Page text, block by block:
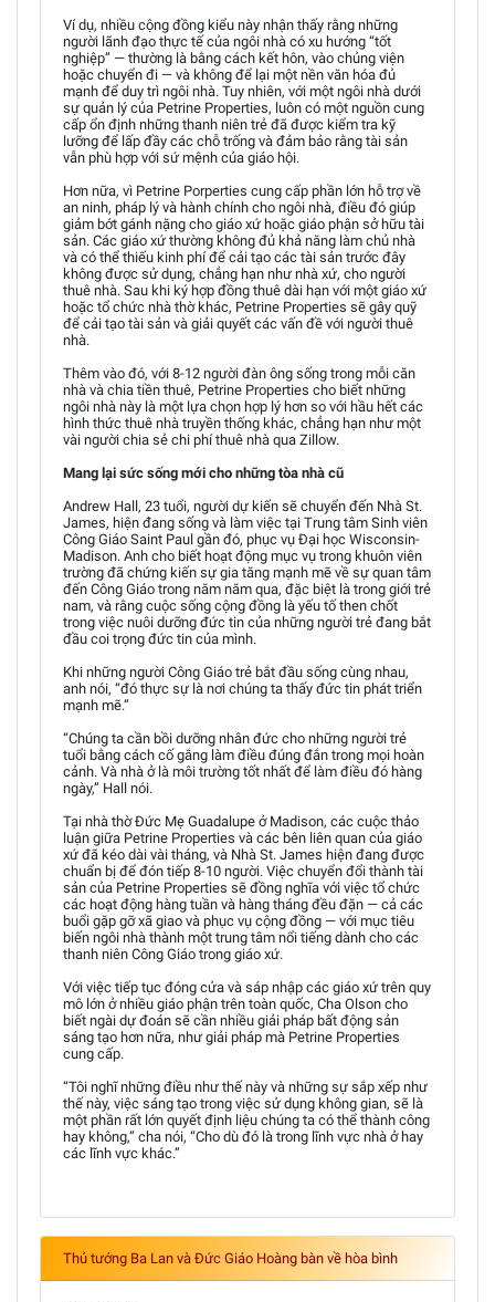
Ví dụ, nhiều cộng đồng kiểu này nhận thấy rằng những
người lãnh đạo thực tế của ngôi nhà có xu hướng “tốt
nghiệp” — thường là bằng cách kết hôn, vào chủng viện
hoặc chuyển đi — và không để lại một nền văn hóa đủ
mạnh để duy trì ngôi nhà. Tuy nhiên, với một ngôi nhà dưới
sự quản lý của Petrine Properties, luôn có một nguồn cung
cấp ổn định những thanh niên trẻ đã được kiểm tra kỹ
lưỡng để lấp đầy các chỗ trống và đảm bảo rằng tài sản
vẫn phù hợp với sứ mệnh của giáo hội.
Hơn nữa, vì Petrine Porperties cung cấp phần lớn hỗ trợ về
an ninh, pháp lý và hành chính cho ngôi nhà, điều đó giúp
giảm bớt gánh nặng cho giáo xứ hoặc giáo phận sở hữu tài
sản. Các giáo xứ thường không đủ khả năng làm chủ nhà
và có thể thiếu kinh phí để cải tạo các tài sản trước đây
không được sử dụng, chẳng hạn như nhà xứ, cho người
thuê nhà. Sau khi ký hợp đồng thuê dài hạn với một giáo xứ
hoặc tổ chức nhà thờ khác, Petrine Properties sẽ gây quỹ
để cải tạo tài sản và giải quyết các vấn đề với người thuê
nhà.
Thêm vào đó, với 8-12 người đàn ông sống trong mỗi căn
nhà và chia tiền thuê, Petrine Properties cho biết những
ngôi nhà này là một lựa chọn hợp lý hơn so với hầu hết các
hình thức thuê nhà truyền thống khác, chẳng hạn như một
vài người chia sẻ chi phí thuê nhà qua Zillow.
Mang lại sức sống mới cho những tòa nhà cũ
Andrew Hall, 23 tuổi, người dự kiến sẽ chuyển đến Nhà St.
James, hiện đang sống và làm việc tại Trung tâm Sinh viên
Công Giáo Saint Paul gần đó, phục vụ Đại học Wisconsin-
Madison. Anh cho biết hoạt động mục vụ trong khuôn viên
trường đã chứng kiến sự gia tăng mạnh mẽ về sự quan tâm
đến Công Giáo trong năm năm qua, đặc biệt là trong giới trẻ
nam, và rằng cuộc sống cộng đồng là yếu tố then chốt
trong việc nuôi dưỡng đức tin của những người trẻ đang bắt
đầu coi trọng đức tin của mình.
Khi những người Công Giáo trẻ bắt đầu sống cùng nhau,
anh nói, “đó thực sự là nơi chúng ta thấy đức tin phát triển
mạnh mẽ.”
“Chúng ta cần bồi dưỡng nhân đức cho những người trẻ
tuổi bằng cách cố gắng làm điều đúng đắn trong mọi hoàn
cảnh. Và nhà ở là môi trường tốt nhất để làm điều đó hàng
ngày,” Hall nói.
Tại nhà thờ Đức Mẹ Guadalupe ở Madison, các cuộc thảo
luận giữa Petrine Properties và các bên liên quan của giáo
xứ đã kéo dài vài tháng, và Nhà St. James hiện đang được
chuẩn bị để đón tiếp 8-10 người. Việc chuyển đổi thành tài
sản của Petrine Properties sẽ đồng nghĩa với việc tổ chức
các hoạt động hàng tuần và hàng tháng đều đặn — cả các
buổi gặp gỡ xã giao và phục vụ cộng đồng — với mục tiêu
biến ngôi nhà thành một trung tâm nổi tiếng dành cho các
thanh niên Công Giáo trong giáo xứ.
Với việc tiếp tục đóng cửa và sáp nhập các giáo xứ trên quy
mô lớn ở nhiều giáo phận trên toàn quốc, Cha Olson cho
biết ngài dự đoán sẽ cần nhiều giải pháp bất động sản
sáng tạo hơn nữa, như giải pháp mà Petrine Properties
cung cấp.
“Tôi nghĩ những điều như thế này và những sự sắp xếp như
thế này, việc sáng tạo trong việc sử dụng không gian, sẽ là
một phần rất lớn quyết định liệu chúng ta có thể thành công
hay không,” cha nói, “Cho dù đó là trong lĩnh vực nhà ở hay
các lĩnh vực khác.”
Thủ tướng Ba Lan và Đức Giáo Hoàng bàn về hòa bình